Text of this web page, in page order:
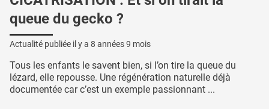
queue du gecko ?
Actualité publiée il y a 8 années 9 mois
Tous les enfants le savent bien, si l’on tire la queue du
lézard, elle repousse. Une régénération naturelle déjà
documentée car c’est un exemple passionnant ...